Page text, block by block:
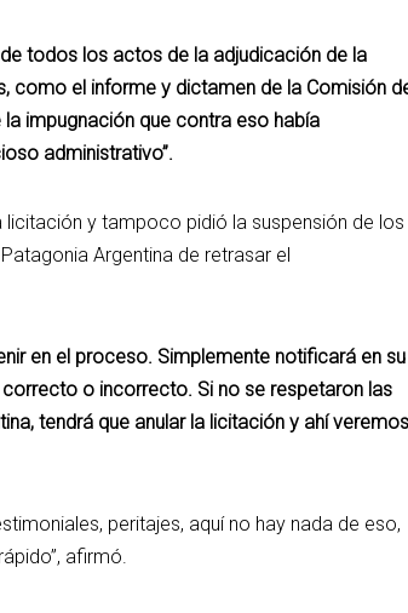
todos los actos de la adjudicación de la
como el informe y dictamen de la Comisión
impugnación que contra eso había
administrativo”.
licitación y tampoco pidió la suspensión de los
Argentina de retrasar el
en el proceso. Simplemente notificará en su
o incorrecto. Si no se respetaron las
tendrá que anular la licitación y ahí veremos
peritajes, aquí no hay nada de eso,
afirmó.